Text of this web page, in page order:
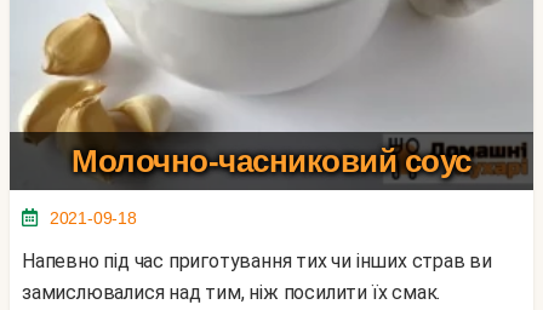
Молочно-часниковий соус
2021-09-18
Напевно під час приготування тих чи інших страв ви
замислювалися над тим, ніж посилити їх смак.